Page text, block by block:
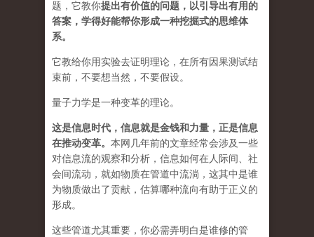
题，它教你提出有价值的问题，以引导出有用的
答案，学得好能帮你形成一种挖掘式的思维体
系。
它教给你用实验去证明理论，在所有因果测试结
束前，不要想当然，不要假设。
量子力学是一种变革的理论。
这是信息时代，信息就是金钱和力量，正是信息
在推动变革。 本网几年前的文章经常会涉及一些
对信息流的观察和分析，信息如何在人际间、社
会间流动，就如物质在管道中流淌，这其中是谁
为物质做出了贡献，估算哪种流向有助于正义的
形成。
这些管道尤其重要，你必需弄明白是谁修的管